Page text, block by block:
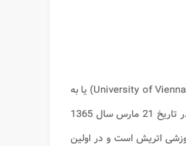
اتریش (University of Vienna) یا به
قدیمی اروپایی می باشد که در تاریخ 21 مارس سال 1365
اتریش است و در اولین